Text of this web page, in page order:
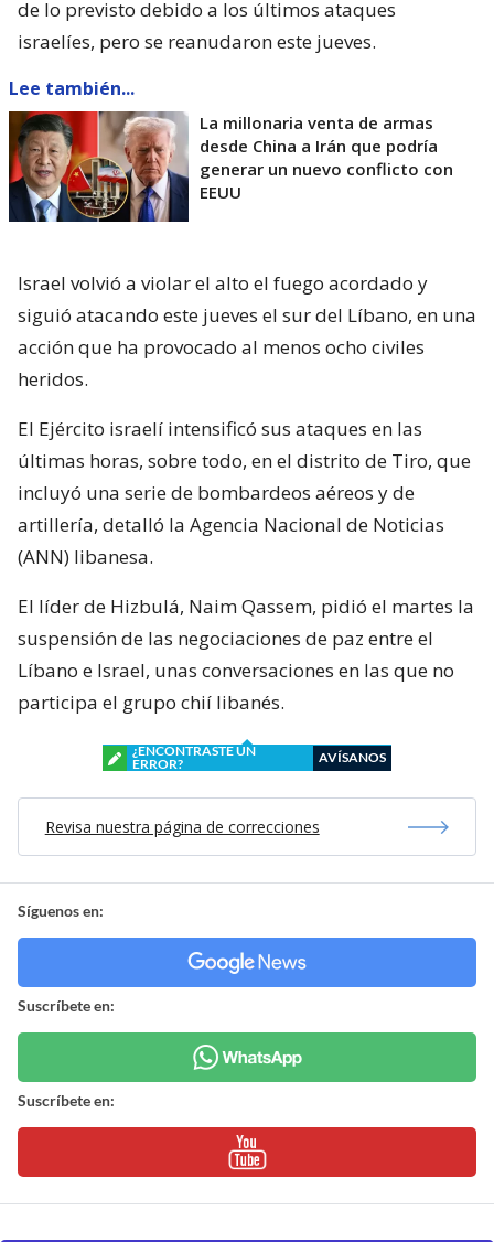
de lo previsto debido a los últimos ataques
israelíes, pero se reanudaron este jueves.
Lee también...
La millonaria venta de armas
desde China a Irán que podría
generar un nuevo conflicto con
EEUU
Israel volvió a violar el alto el fuego acordado y
siguió atacando este jueves el sur del Líbano, en una
acción que ha provocado al menos ocho civiles
heridos.
El Ejército israelí intensificó sus ataques en las
últimas horas, sobre todo, en el distrito de Tiro, que
incluyó una serie de bombardeos aéreos y de
artillería, detalló la Agencia Nacional de Noticias
(ANN) libanesa.
El líder de Hizbulá, Naim Qassem, pidió el martes la
suspensión de las negociaciones de paz entre el
Líbano e Israel, unas conversaciones en las que no
participa el grupo chií libanés.
¿ENCONTRASTE UN
ERROR?
AVÍSANOS
Revisa nuestra página de correcciones
Síguenos en:
Suscríbete en:
Suscríbete en: